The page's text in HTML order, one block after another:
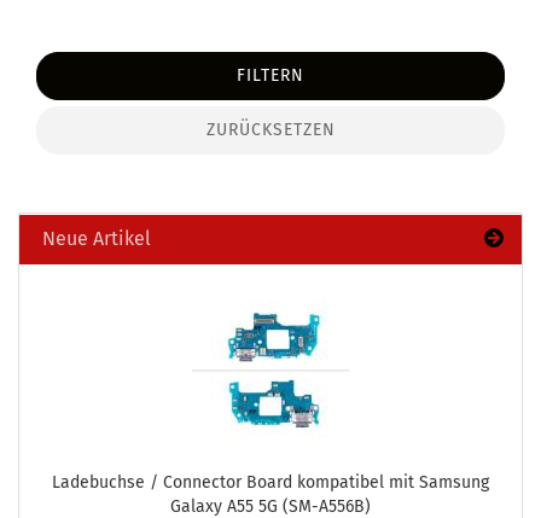
FILTERN
ZURÜCKSETZEN
Neue Artikel
La­de­buch­se / Con­nec­tor Board kom­pa­ti­bel mit Sam­sung
Ga­la­xy A55 5G (SM-​A556B)